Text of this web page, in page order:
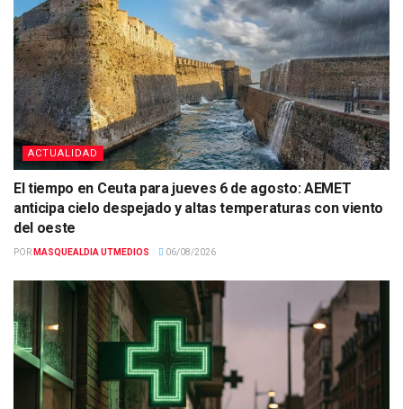
ACTUALIDAD
El tiempo en Ceuta para jueves 6 de agosto: AEMET
anticipa cielo despejado y altas temperaturas con viento
del oeste
POR MASQUEALDIA UTMEDIOS 06/08/2026